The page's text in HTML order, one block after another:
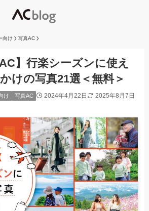
向け 写真AC
AC】行楽シーズンに使え
けの写真21選＜無料＞
け 写真AC 2024年4月22日 2025年8月7日